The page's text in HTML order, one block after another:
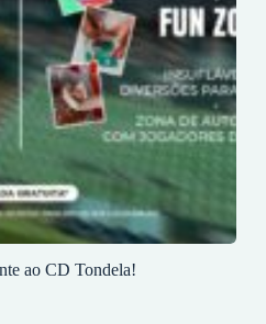
ao CD Tondela!